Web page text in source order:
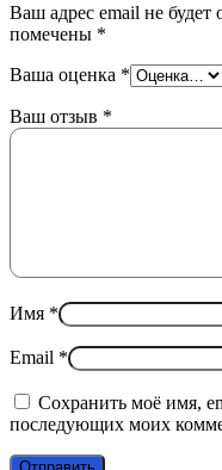
Ваш адрес email не будет
помечены *
Ваша оценка *
Ваш отзыв *
Имя *
Email *
Сохранить моё имя,
последующих моих